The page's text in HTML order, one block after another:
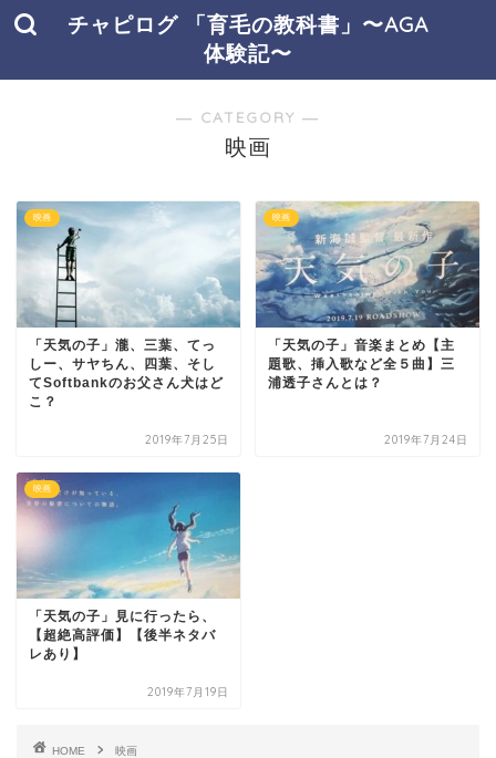
チャピログ 「育毛の教科書」〜AGA
体験記〜
― CATEGORY ―
映画
映画
「天気の子」瀧、三葉、てっ
しー、サヤちん、四葉、そし
てSoftbankのお父さん犬はど
こ？
2019年7月25日
映画
「天気の子」音楽まとめ【主
題歌、挿入歌など全５曲】三
浦透子さんとは？
2019年7月24日
映画
「天気の子」見に行ったら、
【超絶高評価】【後半ネタバ
レあり】
2019年7月19日
HOME 映画